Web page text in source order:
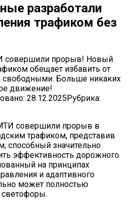
разработали
трафиком без
совершили прорыв! Новый
обещает избавить от
свободными. Больше никаких
движение!
28.12.2025Рубрика:
совершили прорыв в
трафиком, представив
способный значительно
эффективность дорожного
на принципах
и адаптивного
может полностью